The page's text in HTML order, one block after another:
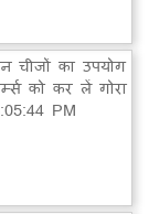
चीजों का उपयोग
को कर लें गोरा
PM